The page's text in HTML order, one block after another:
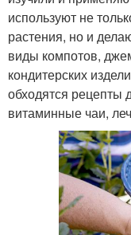
используют не
растения, но и
виды компотов,
кондитерских
обходятся рецепты
витаминные чаи,